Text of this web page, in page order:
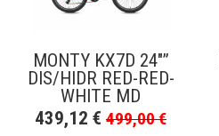
MONTY KX7D 24″”
DIS/HIDR RED-RED-
WHITE MD
439,12 € 499,00€